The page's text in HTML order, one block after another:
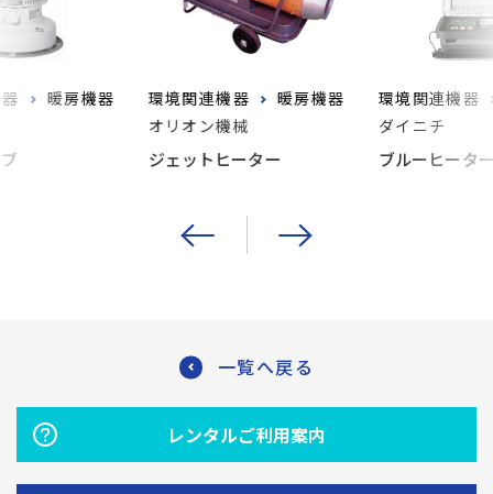
暖房機器 環境関連機器
暖房機器
オリオン機械
ジェットヒーター
環境関連機器
ダイニチ
ブルーヒータ
一覧へ戻る
レンタルご利用案内